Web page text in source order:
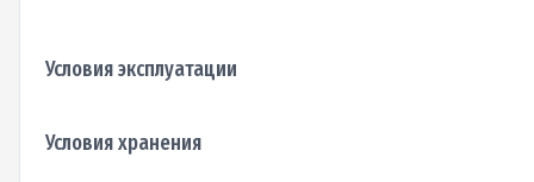
Условия эксплуатации
Условия хранения